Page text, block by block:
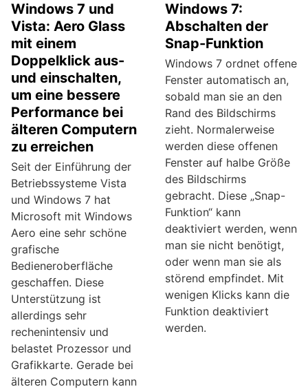
Windows 7 und
Vista: Aero Glass
mit einem
Doppelklick aus-
und einschalten,
um eine bessere
Performance bei
älteren Computern
zu erreichen
Seit der Einführung der
Betriebssysteme Vista
und Windows 7 hat
Microsoft mit Windows
Aero eine sehr schöne
grafische
Bedieneroberfläche
geschaffen. Diese
Unterstützung ist
allerdings sehr
rechenintensiv und
belastet Prozessor und
Grafikkarte. Gerade bei
älteren Computern kann
Windows 7:
Abschalten der
Snap-Funktion
Windows 7 ordnet offene
Fenster automatisch an,
sobald man sie an den
Rand des Bildschirms
zieht. Normalerweise
werden diese offenen
Fenster auf halbe Größe
des Bildschirms
gebracht. Diese „Snap-
Funktion“ kann
deaktiviert werden, wenn
man sie nicht benötigt,
oder wenn man sie als
störend empfindet. Mit
wenigen Klicks kann die
Funktion deaktiviert
werden.